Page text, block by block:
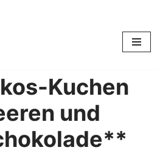
Kuchen
und